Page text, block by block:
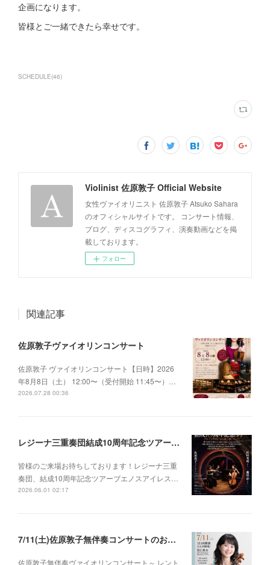
企画になります。
皆様とご一緒できたら幸せです。
SCHEDULE(46)
Violinist 佐原敦子 Official Website
女性ヴァイオリニスト 佐原敦子 Atsuko Sahara
のオフィシャルサイトです。 コンサート情報、
ブログ、ディスコグラフィ、演奏動画などを掲
載しております。
フォロー
関連記事
佐原敦子ヴァイオリンコンサート
佐原敦子 ヴァイオリンコンサート【日時】2026
年8月8日（土） 12:00〜（受付開始 11:45〜）…
2026.07.28 00:36
レジーナ三重奏団結成10周年記念ツアー ブエノスアイレスの夏〜秋2026
皆様のご来場お待ちしております！レジーナ三重
奏団、結成10周年記念ツアーブエノスアイレス…
2026.06.01 02:17
7/11(土)佐原敦子無伴奏コンサートのお知らせ
佐原敦子無伴奏ヴァイオリンコンサート～ レント